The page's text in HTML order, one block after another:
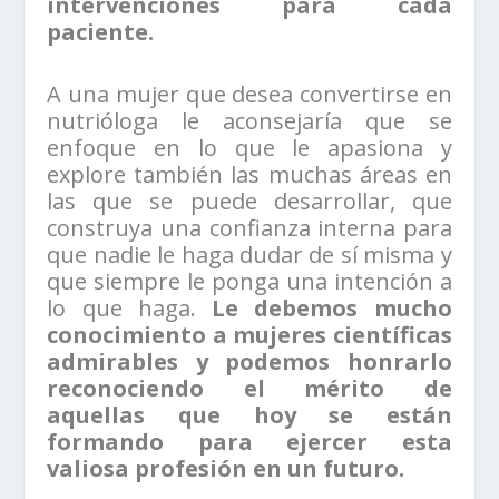
paciente.
A una mujer que desea convertirse en
nutrióloga le aconsejaría que se
enfoque en lo que le apasiona y
explore también las muchas áreas en
las que se puede desarrollar, que
construya una confianza interna para
que nadie le haga dudar de sí misma y
que siempre le ponga una intención a
lo que haga. Le debemos mucho
conocimiento a mujeres científicas
admirables y podemos honrarlo
reconociendo el mérito de
aquellas que hoy se están
formando para ejercer esta
valiosa profesión en un futuro.